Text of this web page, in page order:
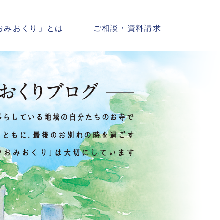
みおくり」とは ご相談・資料請求